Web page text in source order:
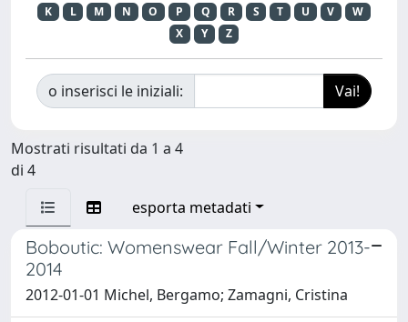
K
L M N O P Q R S T U V
W
X
Y Z
o inserisci le iniziali:
Mostrati risultati da 1 a 4
di 4
esporta metadati
Boboutic: Womenswear Fall/Winter 2013-
2014
2012-01-01 Michel, Bergamo; Zamagni, Cristina